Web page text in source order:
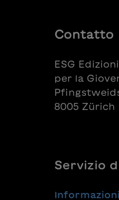
Contatto
ESG
per la
8005 Zürich
Servizio